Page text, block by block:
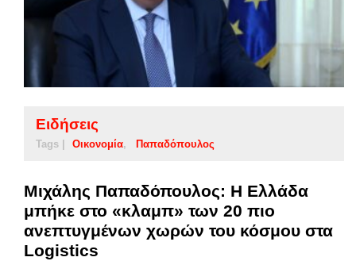
Ειδήσεις
Tags | Οικονομία Παπαδόπουλος
Μιχάλης Παπαδόπουλος: Η Ελλάδα
μπήκε στο «κλαμπ» των 20 πιο
ανεπτυγμένων χωρών του κόσμου στα
Logistics